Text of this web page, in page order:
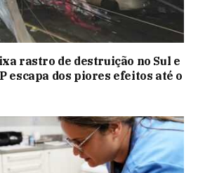
rastro de destruição no Sul e
escapa dos piores efeitos até o